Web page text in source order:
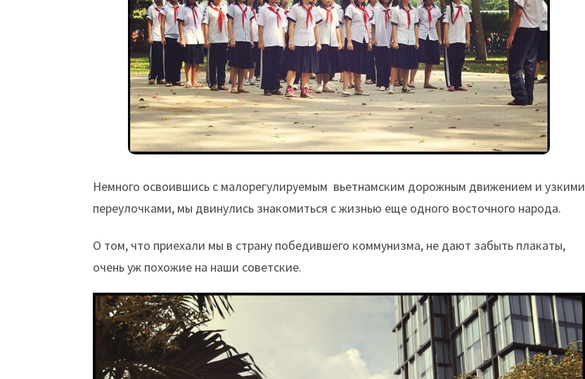
Немного освоившись с малорегулируемым вьетнамским дорожным движением и узкими
переулочками, мы двинулись знакомиться с жизнью еще одного восточного народа.
О том, что приехали мы в страну победившего коммунизма, не дают забыть плакаты,
очень уж похожие на наши советские.